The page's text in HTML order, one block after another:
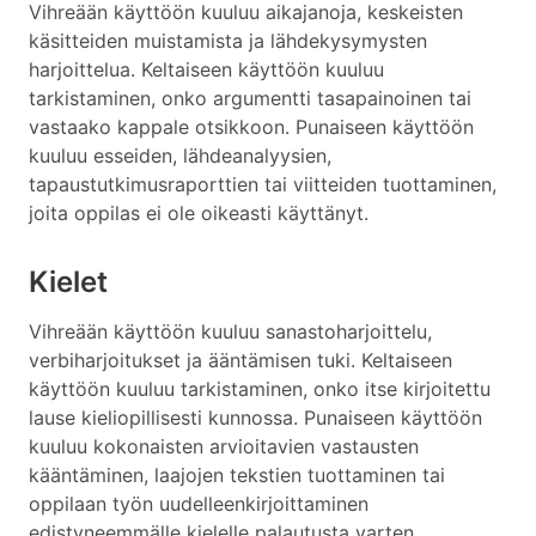
Vihreään käyttöön kuuluu aikajanoja, keskeisten
käsitteiden muistamista ja lähdekysymysten
harjoittelua. Keltaiseen käyttöön kuuluu
tarkistaminen, onko argumentti tasapainoinen tai
vastaako kappale otsikkoon. Punaiseen käyttöön
kuuluu esseiden, lähdeanalyysien,
tapaustutkimusraporttien tai viitteiden tuottaminen,
joita oppilas ei ole oikeasti käyttänyt.
Kielet
Vihreään käyttöön kuuluu sanastoharjoittelu,
verbiharjoitukset ja ääntämisen tuki. Keltaiseen
käyttöön kuuluu tarkistaminen, onko itse kirjoitettu
lause kieliopillisesti kunnossa. Punaiseen käyttöön
kuuluu kokonaisten arvioitavien vastausten
kääntäminen, laajojen tekstien tuottaminen tai
oppilaan työn uudelleenkirjoittaminen